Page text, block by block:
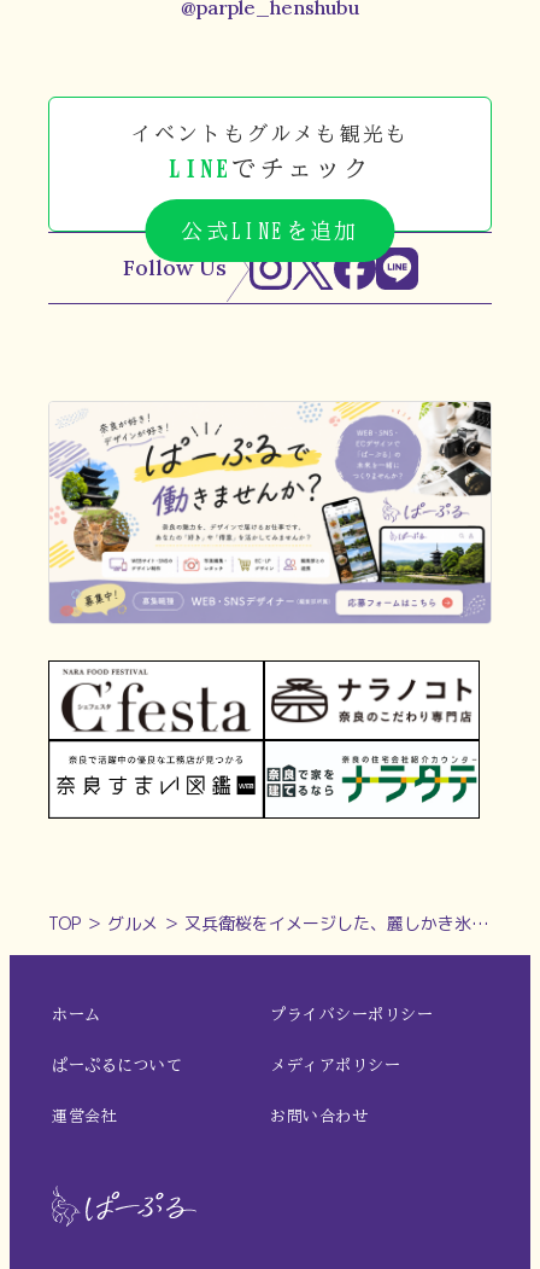
@parple_henshubu
イベントもグルメも観光も
LINE でチェック
公式LINEを追加
Follow Us
TOP ＞ グルメ ＞ 又兵衛桜をイメージした、麗しかき氷【KARAKU（カラク）/奈良市】
ホーム
ぱーぷるについて
運営会社
プライバシーポリシー
メディアポリシー
お問い合わせ